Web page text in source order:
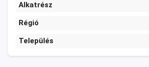
Alkatrész
Régió
Település